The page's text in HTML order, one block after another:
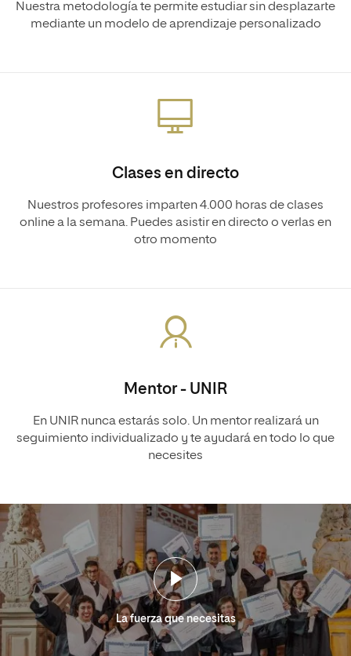
Nuestra metodología te permite estudiar sin desplazarte
mediante un modelo de aprendizaje personalizado
Clases en directo
Nuestros profesores imparten 4.000 horas de clases
online a la semana. Puedes asistir en directo o verlas en
otro momento
Mentor - UNIR
En UNIR nunca estarás solo. Un mentor realizará un
seguimiento individualizado y te ayudará en todo lo que
necesites
La fuerza que necesitas